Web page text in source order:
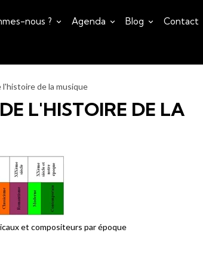
nous ? Agenda Blog Contact
de la musique
L'HISTOIRE DE LA
et compositeurs par époque